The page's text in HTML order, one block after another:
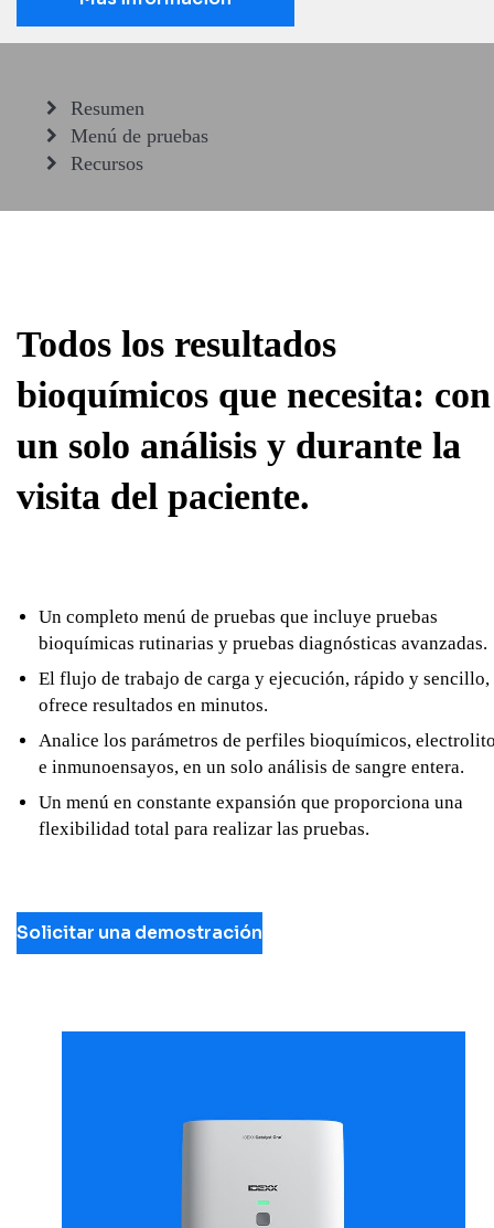
Resumen
Menú de pruebas
Recursos
Todos los resultados
bioquímicos que necesita: con
un solo análisis y durante la
visita del paciente.
Un completo menú de pruebas que incluye pruebas
bioquímicas rutinarias y pruebas diagnósticas avanzadas.
El flujo de trabajo de carga y ejecución, rápido y sencillo,
ofrece resultados en minutos.
Analice los parámetros de perfiles bioquímicos,
e inmunoensayos, en un solo análisis de sangre entera.
Un menú en constante expansión que proporciona una
flexibilidad total para realizar las pruebas.
Solicitar una demostración